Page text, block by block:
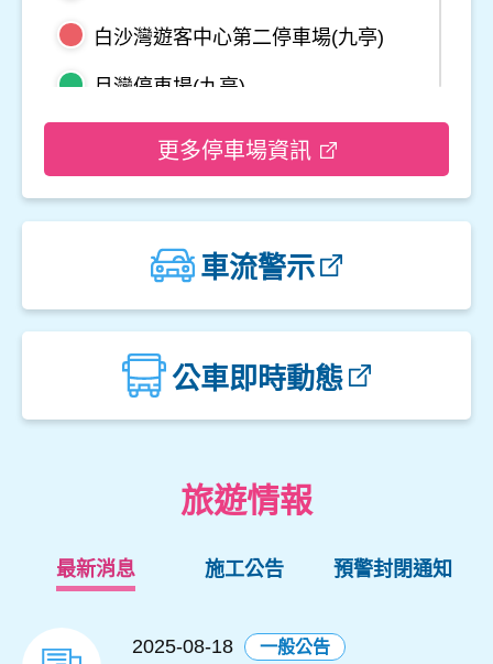
白沙灣遊客中心第二停車場(九亭)
月灣停車場(九亭)
野柳地質公園停車場
觀音山遊客中心停車場一
楓櫃斗湖停車場
中角灣停車場
更多停車場資訊
車流警示
公車即時動態
旅遊情報
最新消息
2025-08-18 一般公告
施工公告 預警封閉通知